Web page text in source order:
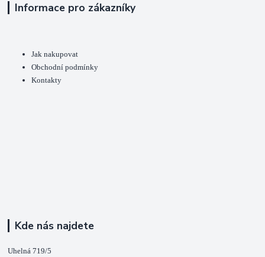
Informace pro zákazníky
Jak nakupovat
Obchodní podmínky
Kontakty
Kde nás najdete
Uhelná 719/5